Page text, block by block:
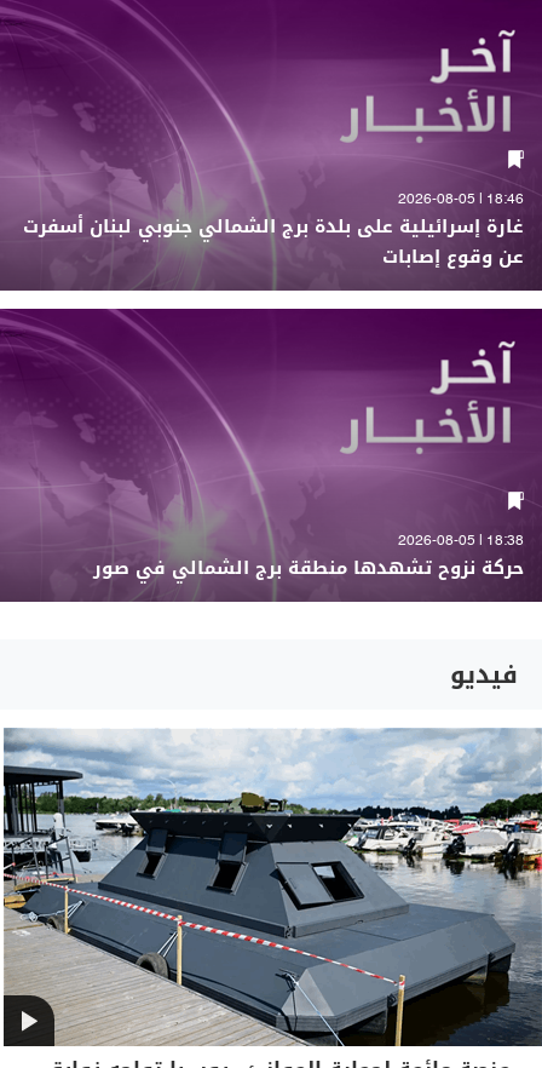
18:46 | 2026-08-05
غارة إسرائيلية على بلدة برج الشمالي جنوبي لبنان أسفرت
عن وقوع إصابات
18:38 | 2026-08-05
حركة نزوح تشهدها منطقة برج الشمالي في صور
فيديو